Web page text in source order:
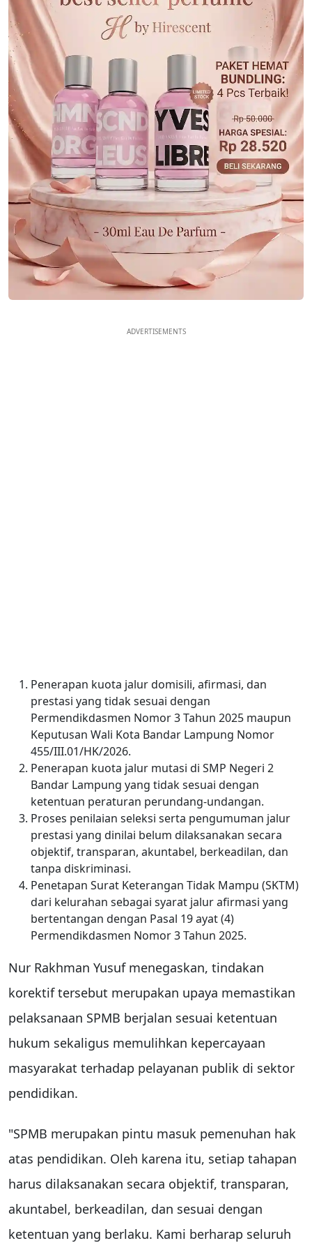
ADVERTISEMENTS
Penerapan kuota jalur domisili, afirmasi, dan
prestasi yang tidak sesuai dengan
Permendikdasmen Nomor 3 Tahun 2025 maupun
Keputusan Wali Kota Bandar Lampung Nomor
455/III.01/HK/2026.
Penerapan kuota jalur mutasi di SMP Negeri 2
Bandar Lampung yang tidak sesuai dengan
ketentuan peraturan perundang-undangan.
Proses penilaian seleksi serta pengumuman jalur
prestasi yang dinilai belum dilaksanakan secara
objektif, transparan, akuntabel, berkeadilan, dan
tanpa diskriminasi.
Penetapan Surat Keterangan Tidak Mampu (SKTM)
dari kelurahan sebagai syarat jalur afirmasi yang
bertentangan dengan Pasal 19 ayat (4)
Permendikdasmen Nomor 3 Tahun 2025.
Nur Rakhman Yusuf menegaskan, tindakan
korektif tersebut merupakan upaya memastikan
pelaksanaan SPMB berjalan sesuai ketentuan
hukum sekaligus memulihkan kepercayaan
masyarakat terhadap pelayanan publik di sektor
pendidikan.
"SPMB merupakan pintu masuk pemenuhan hak
atas pendidikan. Oleh karena itu, setiap tahapan
harus dilaksanakan secara objektif, transparan,
akuntabel, berkeadilan, dan sesuai dengan
ketentuan yang berlaku. Kami berharap seluruh